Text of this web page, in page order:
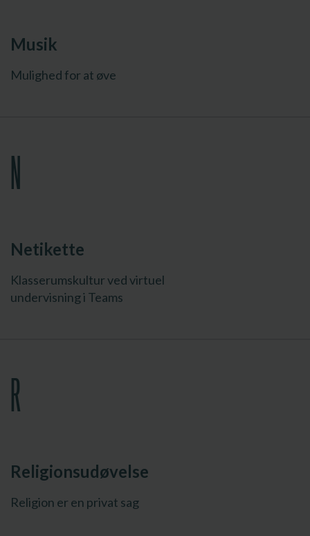
Musik
Mulighed for at øve
N
Netikette
Klasserumskultur ved virtuel
undervisning i Teams
R
Religionsudøvelse
Religion er en privat sag